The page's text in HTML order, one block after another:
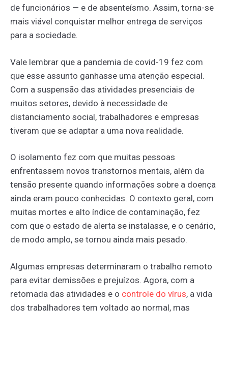
de funcionários — e de absenteísmo. Assim, torna-se
mais viável conquistar melhor entrega de serviços
para a sociedade.
Vale lembrar que a pandemia de covid-19 fez com
que esse assunto ganhasse uma atenção especial.
Com a suspensão das atividades presenciais de
muitos setores, devido à necessidade de
distanciamento social, trabalhadores e empresas
tiveram que se adaptar a uma nova realidade.
O isolamento fez com que muitas pessoas
enfrentassem novos transtornos mentais, além da
tensão presente quando informações sobre a doença
ainda eram pouco conhecidas. O contexto geral, com
muitas mortes e alto índice de contaminação, fez
com que o estado de alerta se instalasse, e o cenário,
de modo amplo, se tornou ainda mais pesado.
Algumas empresas determinaram o trabalho remoto
para evitar demissões e prejuízos. Agora, com a
retomada das atividades e o controle do vírus, a vida
dos trabalhadores tem voltado ao normal, mas